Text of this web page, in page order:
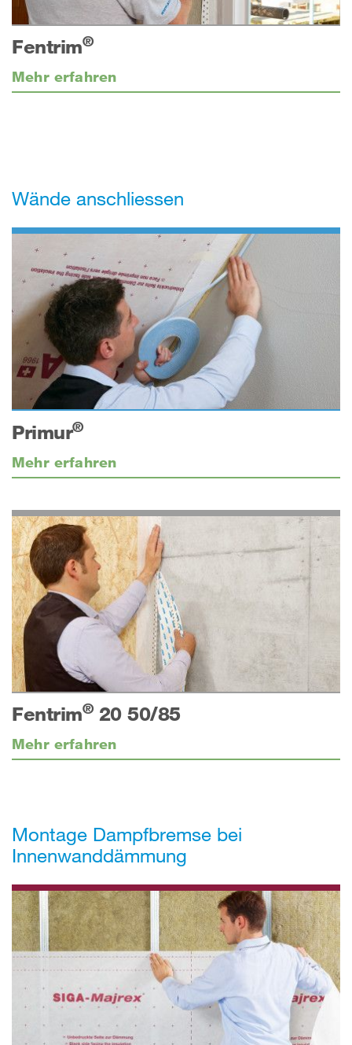
Fentrim®
Mehr erfahren
Wände anschliessen
Primur®
Mehr erfahren
Fentrim®20 50/85
Mehr erfahren
Montage Dampfbremse bei
Innenwanddämmung